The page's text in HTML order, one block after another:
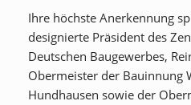
Ihre höchste Anerkennung
designierte Präsident des
Deutschen Baugewerbes,
Obermeister der Bauinnung
Hundhausen sowie der